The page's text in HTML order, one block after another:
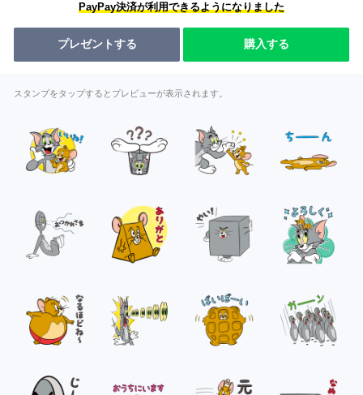
PayPay決済が利用できるようになりました
プレゼントする 購入する
スタンプをタップするとプレビューが表示されます。